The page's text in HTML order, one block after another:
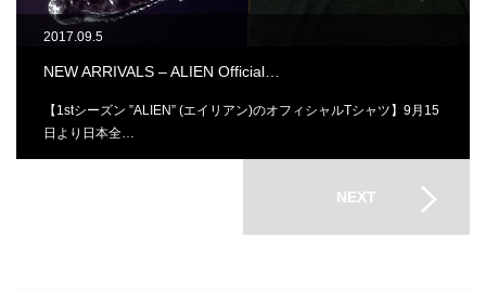
2017.09.5
NEW ARRIVALS – ALIEN Official…
【1stシーズン ”ALIEN” (エイリアン)のオフィシャルTシャツ】9月15
日より日本全…
NEXT